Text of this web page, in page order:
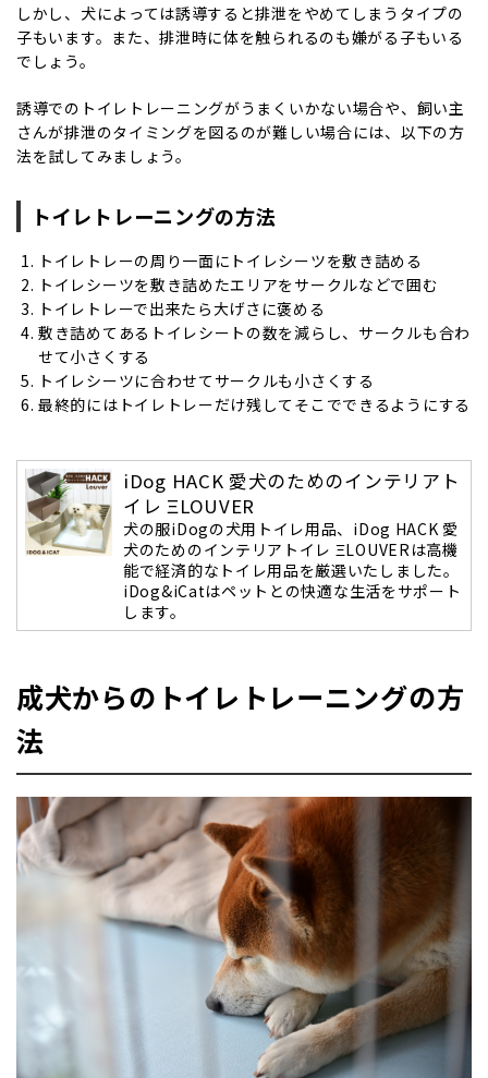
しかし、犬によっては誘導すると排泄をやめてしまうタイプの
子もいます。また、排泄時に体を触られるのも嫌がる子もいる
でしょう。
誘導でのトイレトレーニングがうまくいかない場合や、飼い主
さんが排泄のタイミングを図るのが難しい場合には、以下の方
法を試してみましょう。
トイレトレーニングの方法
トイレトレーの周り一面にトイレシーツを敷き詰める
トイレシーツを敷き詰めたエリアをサークルなどで囲む
トイレトレーで出来たら大げさに褒める
敷き詰めてあるトイレシートの数を減らし、サークルも合わ
せて小さくする
トイレシーツに合わせてサークルも小さくする
最終的にはトイレトレーだけ残してそこでできるようにする
iDog HACK 愛犬のためのインテリアト
イレ ΞLOUVER
犬の服iDogの犬用トイレ用品、iDog HACK 愛
犬のためのインテリアトイレ ΞLOUVERは高機
能で経済的なトイレ用品を厳選いたしました。
iDog&iCatはペットとの快適な生活をサポート
します。
成犬からのトイレトレーニングの方
法